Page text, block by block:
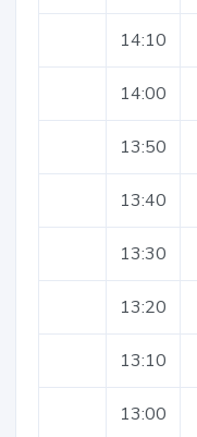
14:10
14:00
13:50
13:40
13:30
13:20
13:10
13:00